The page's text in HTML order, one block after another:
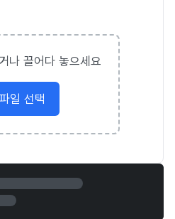
나 끌어다 놓으세요
파일 선택